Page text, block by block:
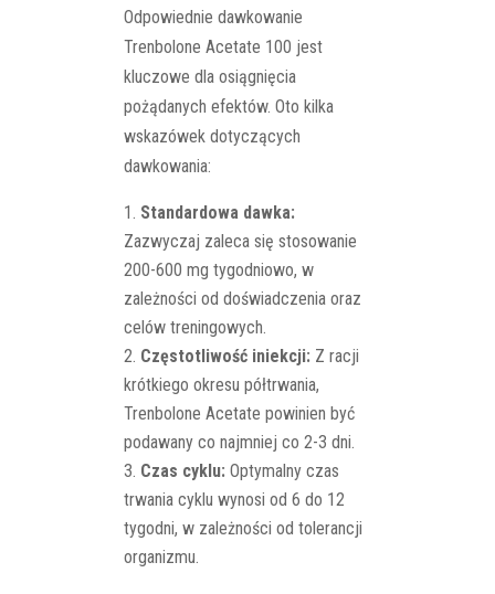
Odpowiednie dawkowanie
Trenbolone Acetate 100 jest
kluczowe dla osiągnięcia
pożądanych efektów. Oto kilka
wskazówek dotyczących
dawkowania:
Standardowa dawka:
Zazwyczaj zaleca się stosowanie
200-600 mg tygodniowo, w
zależności od doświadczenia oraz
celów treningowych.
Częstotliwość iniekcji: Z racji
krótkiego okresu półtrwania,
Trenbolone Acetate powinien być
podawany co najmniej co 2-3 dni.
Czas cyklu: Optymalny czas
trwania cyklu wynosi od 6 do 12
tygodni, w zależności od tolerancji
organizmu.